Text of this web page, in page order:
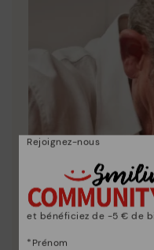
Rejoignez-nous
et bénéficiez de -5 € de
*Prénom